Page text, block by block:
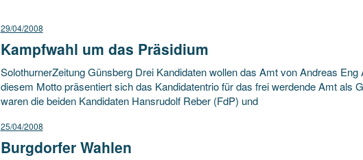
29/04/2008
Kampfwahl um das Präsidium
SolothurnerZeitung Günsberg Drei Kandidaten wollen das Amt von Andreas
diesem Motto präsentiert sich das Kandidatentrio für das frei werdende Amt als
waren die beiden Kandidaten Hansrudolf Reber (FdP) und
25/04/2008
Burgdorfer Wahlen